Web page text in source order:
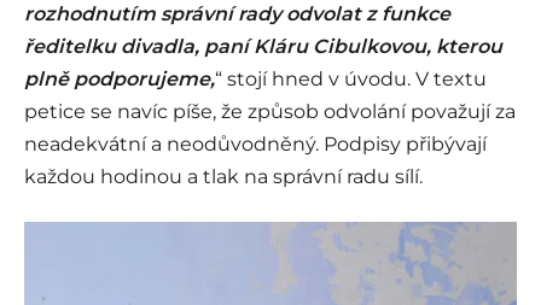
rozhodnutím správní rady odvolat z funkce
ředitelku divadla, paní Kláru Cibulkovou, kterou
plně podporujeme,“ stojí hned v úvodu. V textu
petice se navíc píše, že způsob odvolání považují za
neadekvátní a neodůvodněný. Podpisy přibývají
každou hodinou a tlak na správní radu sílí.